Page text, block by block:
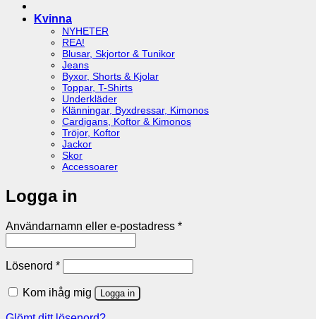
Kvinna
NYHETER
REA!
Blusar, Skjortor & Tunikor
Jeans
Byxor, Shorts & Kjolar
Toppar, T-Shirts
Underkläder
Klänningar, Byxdressar, Kimonos
Cardigans, Koftor & Kimonos
Tröjor, Koftor
Jackor
Skor
Accessoarer
Logga in
Användarnamn eller e-postadress *Obligatoriskt
Lösenord *Obligatoriskt
Kom ihåg mig Logga in